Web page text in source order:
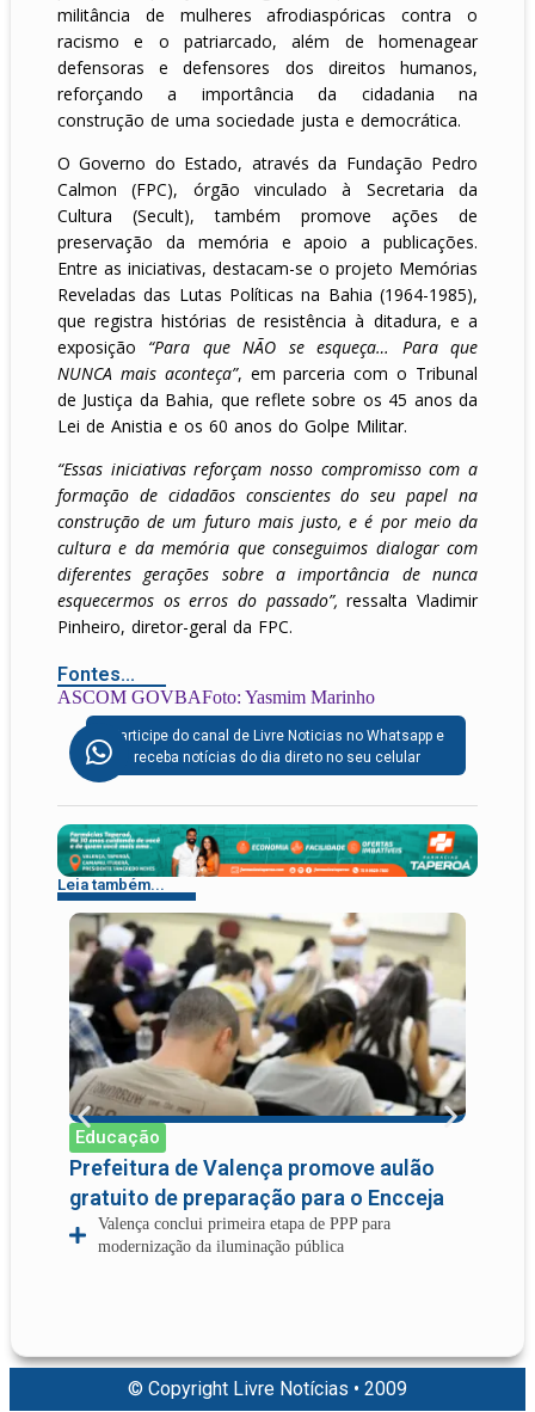
militância de mulheres afrodiaspóricas contra o
racismo e o patriarcado, além de homenagear
defensoras e defensores dos direitos humanos,
reforçando a importância da cidadania na
construção de uma sociedade justa e democrática.
O Governo do Estado, através da Fundação Pedro
Calmon (FPC), órgão vinculado à Secretaria da
Cultura (Secult), também promove ações de
preservação da memória e apoio a publicações.
Entre as iniciativas, destacam-se o projeto Memórias
Reveladas das Lutas Políticas na Bahia (1964-1985),
que registra histórias de resistência à ditadura, e a
exposição “Para que NÃO se esqueça… Para que
NUNCA mais aconteça”, em parceria com o Tribunal
de Justiça da Bahia, que reflete sobre os 45 anos da
Lei de Anistia e os 60 anos do Golpe Militar.
“Essas iniciativas reforçam nosso compromisso com a
formação de cidadãos conscientes do seu papel na
construção de um futuro mais justo, e é por meio da
cultura e da memória que conseguimos dialogar com
diferentes gerações sobre a importância de nunca
esquecermos os erros do passado”, ressalta Vladimir
Pinheiro, diretor-geral da FPC.
Fontes...
ASCOM GOVBAFoto: Yasmim Marinho
Participe do canal de Livre Noticias no Whatsapp e
receba notícias do dia direto no seu celular
Leia também...
Educação
Prefeitura de Valença promove aulão
gratuito de preparação para o Encceja
Valença conclui primeira etapa de PPP para
modernização da iluminação pública
© Copyright Livre Notícias • 2009